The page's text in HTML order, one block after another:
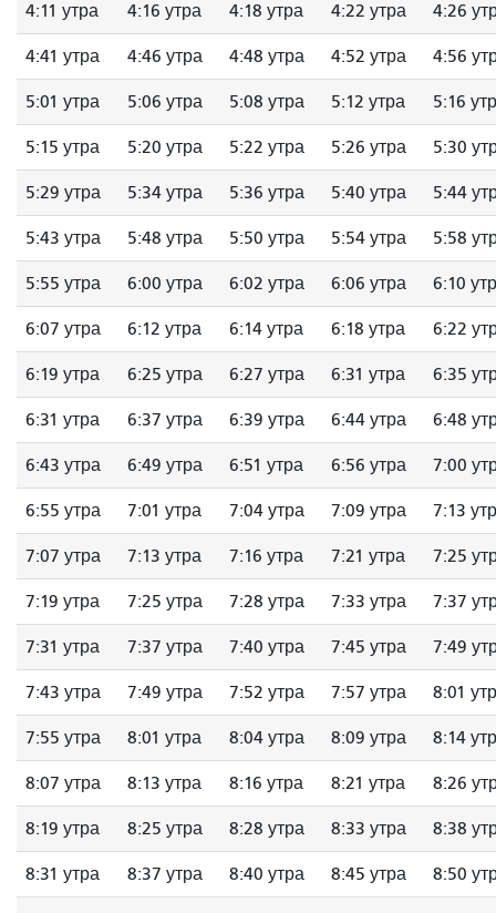
4:11 утра 4:16 утра 4:18 утра 4:22 утра 4:26
4:41 утра 4:46 утра 4:48 утра 4:52 утра 4:56
5:01 утра 5:06 утра 5:08 утра 5:12 утра 5:16
5:15 утра 5:20 утра 5:22 утра 5:26 утра 5:30
5:29 утра 5:34 утра 5:36 утра 5:40 утра 5:44
5:43 утра 5:48 утра 5:50 утра 5:54 утра 5:58
5:55 утра 6:00 утра 6:02 утра 6:06 утра 6:10
6:07 утра 6:12 утра 6:14 утра 6:18 утра 6:22
6:19 утра 6:25 утра 6:27 утра 6:31 утра 6:35
6:31 утра 6:37 утра 6:39 утра 6:44 утра 6:48
6:43 утра 6:49 утра 6:51 утра 6:56 утра 7:00
6:55 утра 7:01 утра 7:04 утра 7:09 утра 7:13
7:07 утра 7:13 утра 7:16 утра 7:21 утра 7:25
7:19 утра 7:25 утра 7:28 утра 7:33 утра 7:37
7:31 утра 7:37 утра 7:40 утра 7:45 утра 7:49
7:43 утра 7:49 утра 7:52 утра 7:57 утра 8:01
7:55 утра 8:01 утра 8:04 утра 8:09 утра 8:14
8:07 утра 8:13 утра 8:16 утра 8:21 утра 8:26
8:19 утра 8:25 утра 8:28 утра 8:33 утра 8:38
8:31 утра 8:37 утра 8:40 утра 8:45 утра 8:50